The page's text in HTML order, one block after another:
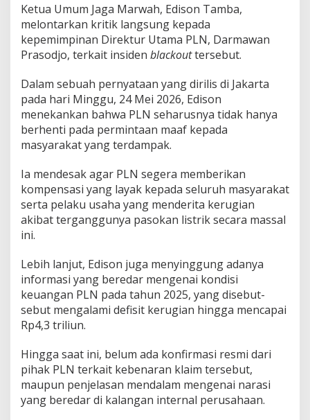
,
D
s
a
D
u
t
M
n
d
u
r
Ketua Umum Jaga Marwah, Edison Tamba,
melontarkan kritik langsung kepada
kepemimpinan Direktur Utama PLN, Darmawan
Prasodjo, terkait insiden blackouttersebut.
Dalam sebuah pernyataan yang dirilis di Jakarta
pada hari Minggu, 24 Mei 2026, Edison
menekankan bahwa PLN seharusnya tidak hanya
berhenti pada permintaan maaf kepada
masyarakat yang terdampak.
Ia mendesak agar PLN segera memberikan
kompensasi yang layak kepada seluruh masyarakat
serta pelaku usaha yang menderita kerugian
akibat terganggunya pasokan listrik secara massal
ini.
Lebih lanjut, Edison juga menyinggung adanya
informasi yang beredar mengenai kondisi
keuangan PLN pada tahun 2025, yang disebut-
sebut mengalami defisit kerugian hingga mencapai
Rp4,3 triliun.
Hingga saat ini, belum ada konfirmasi resmi dari
pihak PLN terkait kebenaran klaim tersebut,
maupun penjelasan mendalam mengenai narasi
yang beredar di kalangan internal perusahaan.